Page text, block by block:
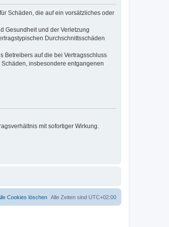
Schäden, die auf ein vorsätzliches oder
Gesundheit und der Verletzung
Durchschnittsschäden
Betreibers auf die bei Vertragsschluss
insbesondere entgangenen
mit sofortiger Wirkung.
Alle Zeiten sind UTC+02:00
Cookies löschen